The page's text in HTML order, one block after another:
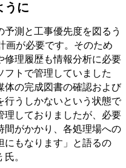
うに
予測と工事優先度を図るう
画が必要です。そのため
修理履歴も情報分析に必要
フトで管理していました
体の完成図書の確認および
行うしかないという状態で
理しておりましたが、必要
間がかかり、各処理場への
にもなります」と語るの
。